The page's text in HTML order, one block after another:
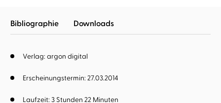
Bibliographie Downloads
Verlag: argon digital
Erscheinungstermin: 27.03.2014
Laufzeit: 3 Stunden 22 Minuten